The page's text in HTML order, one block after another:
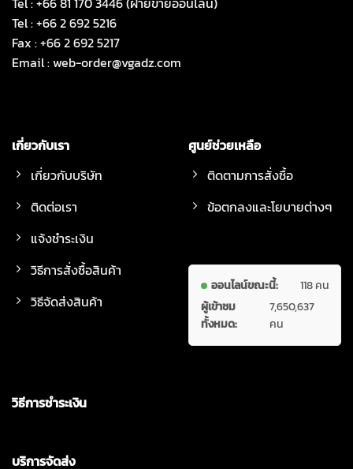
Tel : +66 2 692 5216
Fax : +66 2 692 5217
Email :web-order@vgadz.com
เกี่ยวกับเรา
เกี่ยวกับบริษัท
ติดต่อเรา
แจ้งชำระเงิน
วิธีการสั่งซื้อสินค้า
วิธีจัดส่งสินค้า
ศูนย์ช่วยเหลือ
ติดตามการสั่งซื้อ
ข้อตกลงและโยบายต่างๆ
ออนไลน์ขณะนี้:
118 คน
ผู้เข้าชม
ทั้งหมด:
7,650,637
คน
วิธีการชำระเงิน
บริการจัดส่ง